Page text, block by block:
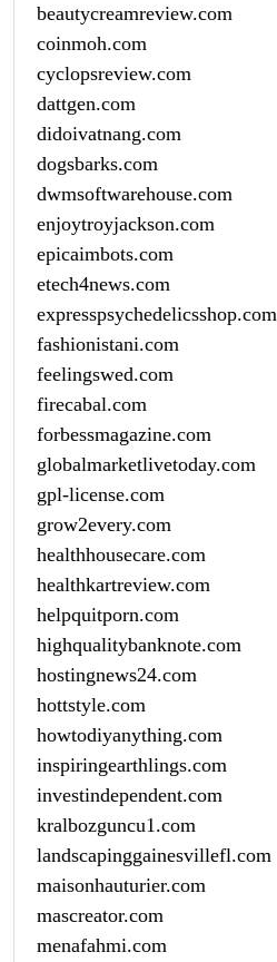
beautycreamreview.com
coinmoh.com
cyclopsreview.com
dattgen.com
didoivatnang.com
dogsbarks.com
dwmsoftwarehouse.com
enjoytroyjackson.com
epicaimbots.com
etech4news.com
expresspsychedelicsshop.com
fashionistani.com
feelingswed.com
firecabal.com
forbessmagazine.com
globalmarketlivetoday.com
gpl-license.com
grow2every.com
healthhousecare.com
healthkartreview.com
helpquitporn.com
highqualitybanknote.com
hostingnews24.com
hottstyle.com
howtodiyanything.com
inspiringearthlings.com
investindependent.com
kralbozguncu1.com
landscapinggainesvillefl.com
maisonhauturier.com
mascreator.com
menafahmi.com